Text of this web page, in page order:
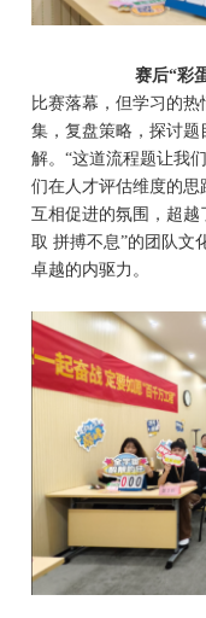
赛后“彩
比赛落幕，但学习的
集，复盘策略，探讨
解。“这道流程题让我
们在人才评估维度的思
互相促进的氛围，超
取 拼搏不息”的团队文
卓越的内驱力。